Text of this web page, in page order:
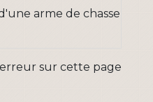
arme de chasse
sur cette page